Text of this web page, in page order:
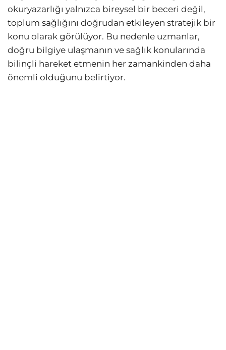
okuryazarlığı yalnızca bireysel bir beceri değil,
toplum sağlığını doğrudan etkileyen stratejik bir
konu olarak görülüyor. Bu nedenle uzmanlar,
doğru bilgiye ulaşmanın ve sağlık konularında
bilinçli hareket etmenin her zamankinden daha
önemli olduğunu belirtiyor.